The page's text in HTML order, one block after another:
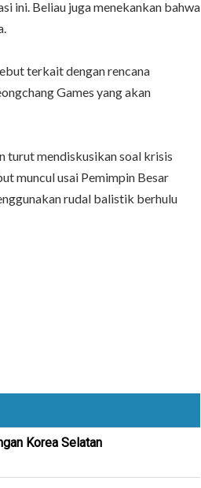
ini. Beliau juga menekankan bahwa
terkait dengan rencana
Games yang akan
turut mendiskusikan soal krisis
muncul usai Pemimpin Besar
rudal balistik berhulu
Korea Selatan